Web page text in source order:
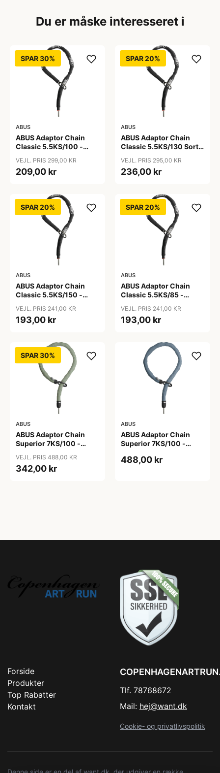
Du er måske interesseret i
SPAR 30%
ABUS
ABUS Adaptor Chain
Classic 5.5KS/100 -
VEJL. PRIS 299,00 KR
209,00 kr
SPAR 20%
ABUS
ABUS Adaptor Chain
Classic 5.5KS/130 Sort -
VEJL. PRIS 295,00 KR
236,00 kr
SPAR 20%
ABUS
ABUS Adaptor Chain
Classic 5.5KS/150 -
VEJL. PRIS 241,00 KR
193,00 kr
SPAR 20%
ABUS
ABUS Adaptor Chain
Classic 5.5KS/85 -
VEJL. PRIS 241,00 KR
193,00 kr
SPAR 30%
ABUS
ABUS Adaptor Chain
Superior 7KS/100 -
Green
VEJL. PRIS 488,00 KR
342,00 kr
ABUS
ABUS Adaptor Chain
Superior 7KS/100 -
488,00 kr
Forside
Produkter
Top Rabatter
Kontakt
Tlf. 78768672
Mail: hej@want.dk
Cookie- og privatlivspolitik